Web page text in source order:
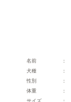
名前
犬種
性別
体重
サイズ